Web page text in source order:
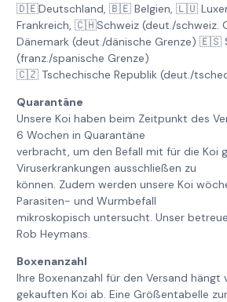
🇩🇪Deutschland, 🇧🇪 Belgien, 🇱🇺
Frankreich, 🇨🇭Schweiz (deut./
Dänemark (deut./dänische Grenze) 🇪🇸
(franz./spanische Grenze)
🇨🇿 Tschechische Republik (deut./
Quarantäne
Unsere Koi haben beim Zeitpunkt des
6 Wochen in Quarantäne
verbracht, um den Befall mit für die Koi
Viruserkrankungen ausschließen zu
können. Zudem werden unsere Koi
Parasiten- und Wurmbefall
mikroskopisch untersucht. Unser
Rob Heymans.
Boxenanzahl
Ihre Boxenanzahl für den Versand
gekauften Koi ab. Eine Größentabelle